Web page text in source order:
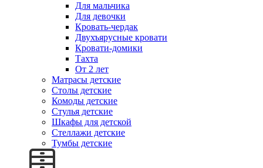
Для мальчика
Для девочки
Кровать-чердак
Двухъярусные кровати
Кровати-домики
Тахта
От 2 лет
Матрасы детские
Столы детские
Комоды детские
Стулья детские
Шкафы для детской
Стеллажи детские
Тумбы детские